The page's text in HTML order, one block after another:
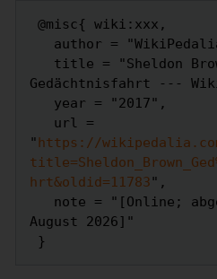
@misc{ wiki:xxx,
Gedächtnisfahrt ---
"https://
hrt&oldid=11783",
August 2026]"